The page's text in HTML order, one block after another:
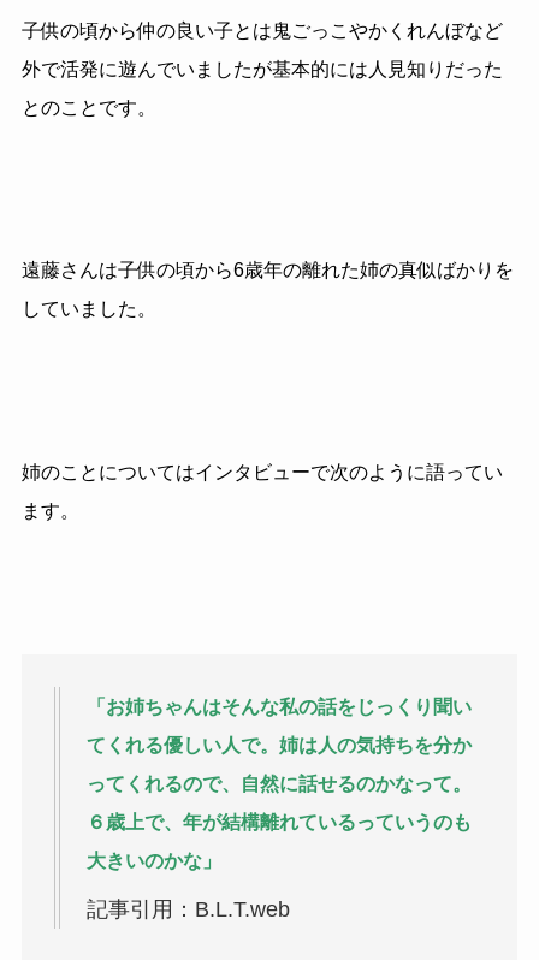
子供の頃から仲の良い子とは鬼ごっこやかくれんぼなど
外で活発に遊んでいましたが基本的には人見知りだった
とのことです。
遠藤さんは子供の頃から6歳年の離れた姉の真似ばかりを
していました。
姉のことについてはインタビューで次のように語ってい
ます。
「お姉ちゃんはそんな私の話をじっくり聞い
てくれる優しい人で。姉は人の気持ちを分か
ってくれるので、自然に話せるのかなって。
６歳上で、年が結構離れているっていうのも
大きいのかな」
記事引用：B.L.T.web